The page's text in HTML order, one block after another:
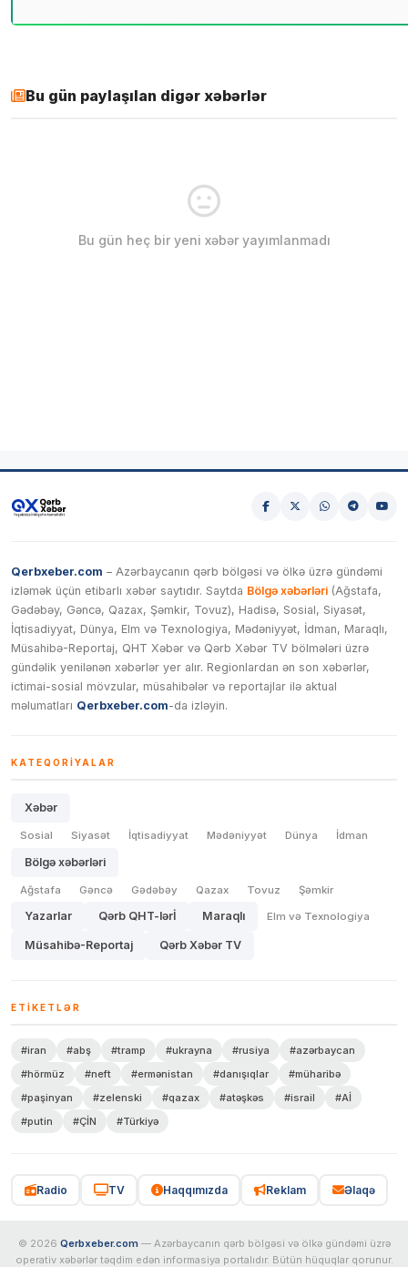
Bu gün paylaşılan digər xəbərlər
Bu gün heç bir yeni xəbər yayımlanmadı
Qerbxeber.com – Azərbaycanın qərb bölgəsi və ölkə üzrə gündəmi
izləmək üçün etibarlı xəbər saytıdır. Saytda Bölgə xəbərləri (Ağstafa,
Gədəbəy, Gəncə, Qazax, Şəmkir, Tovuz), Hadisə, Sosial, Siyasət,
İqtisadiyyat, Dünya, Elm və Texnologiya, Mədəniyyət, İdman, Maraqlı,
Müsahibə-Reportaj, QHT Xəbər və Qərb Xəbər TV bölmələri üzrə
gündəlik yenilənən xəbərlər yer alır. Regionlardan ən son xəbərlər,
ictimai-sosial mövzular, müsahibələr və reportajlar ilə aktual
məlumatları Qerbxeber.com-da izləyin.
KATEQORIYALAR
Xəbər
Sosial Siyasət İqtisadiyyat Mədəniyyət Dünya İdman
Bölgə xəbərləri
Ağstafa Gəncə Gədəbəy Qazax Tovuz Şəmkir
Yazarlar Qərb QHT-lərİ Maraqlı Elm və Texnologiya
Müsahibə-Reportaj Qərb Xəbər TV
ETIKETLƏR
#iran #abş #tramp #ukrayna #rusiya
#azərbaycan
#hörmüz
#neft #ermənistan #danışıqlar
#müharibə
#paşinyan
#zelenski #qazax #atəşkəs #israil
#Aİ
#putin
#ÇİN #Türkiyə
Radio TV Haqqımızda Reklam Əlaqə
© 2026 Qerbxeber.com — Azərbaycanın qərb bölgəsi və ölkə gündəmi üzrə
operativ xəbərlər təqdim edən informasiya portalıdır. Bütün hüquqlar qorunur.